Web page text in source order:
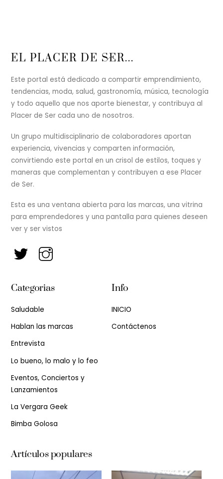
Back
Top
EL PLACER DE SER...
Este portal está dedicado a compartir emprendimiento,
tendencias, moda, salud, gastronomía, música, tecnología
y todo aquello que nos aporte bienestar, y contribuya al
Placer de Ser cada uno de nosotros.
Un grupo multidisciplinario de colaboradores aportan
experiencia, vivencias y comparten información,
convirtiendo este portal en un crisol de estilos, toques y
maneras que complementan y contribuyen a ese Placer
de Ser.
Esta es una ventana abierta para las marcas, una vitrina
para emprendedores y una pantalla para quienes deseen
ver y ser vistos
Categorias
Saludable
Hablan las marcas
Entrevista
Lo bueno, lo malo y lo feo
Eventos, Conciertos y
Lanzamientos
La Vergara Geek
Bimba Golosa
Info
INICIO
Contáctenos
Artículos populares